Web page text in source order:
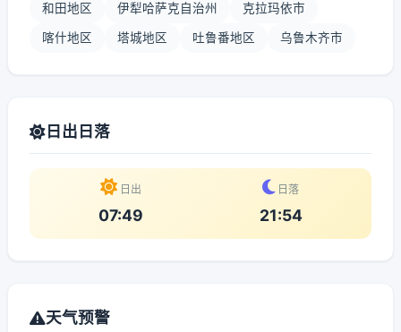
和田地区 伊犁哈萨克自治州 克拉玛依市
喀什地区 塔城地区 吐鲁番地区 乌鲁木齐市
日出日落
日出
07:49
日落
21:54
天气预警